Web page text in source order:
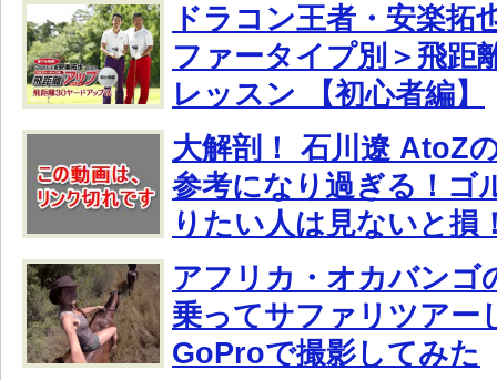
ドラコン王者・安楽拓
ファータイプ別＞飛距
レッスン 【初心者編】
大解剖！ 石川遼 AtoZ
参考になり過ぎる！ゴ
りたい人は見ないと損
アフリカ・オカバンゴ
乗ってサファリツアー
GoProで撮影してみた